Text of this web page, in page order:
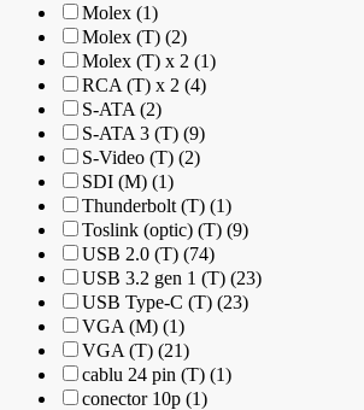
Molex (1)
Molex (T) (2)
Molex (T) x 2 (1)
RCA (T) x 2 (4)
S-ATA (2)
S-ATA 3 (T) (9)
S-Video (T) (2)
SDI (M) (1)
Thunderbolt (T) (1)
Toslink (optic) (T) (9)
USB 2.0 (T) (74)
USB 3.2 gen 1 (T) (23)
USB Type-C (T) (23)
VGA (M) (1)
VGA (T) (21)
cablu 24 pin (T) (1)
conector 10p (1)